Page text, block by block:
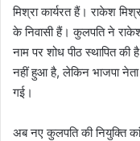
मिश्रा कार्यरत हैं। राकेश
के निवासी हैं। कुलपति ने
नाम पर शोध पीठ स्थापित
नहीं हुआ है, लेकिन भाजपा
गई।
अब नए कुलपति की नियुक्ति